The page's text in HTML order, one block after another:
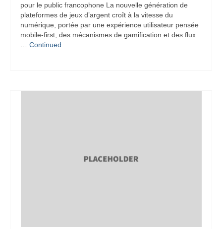
pour le public francophone La nouvelle génération de
plateformes de jeux d’argent croît à la vitesse du
numérique, portée par une expérience utilisateur pensée
mobile-first, des mécanismes de gamification et des flux
Continued